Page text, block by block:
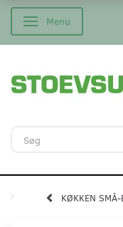
Skifte navigation
Menu
KØKKEN SMÅ-